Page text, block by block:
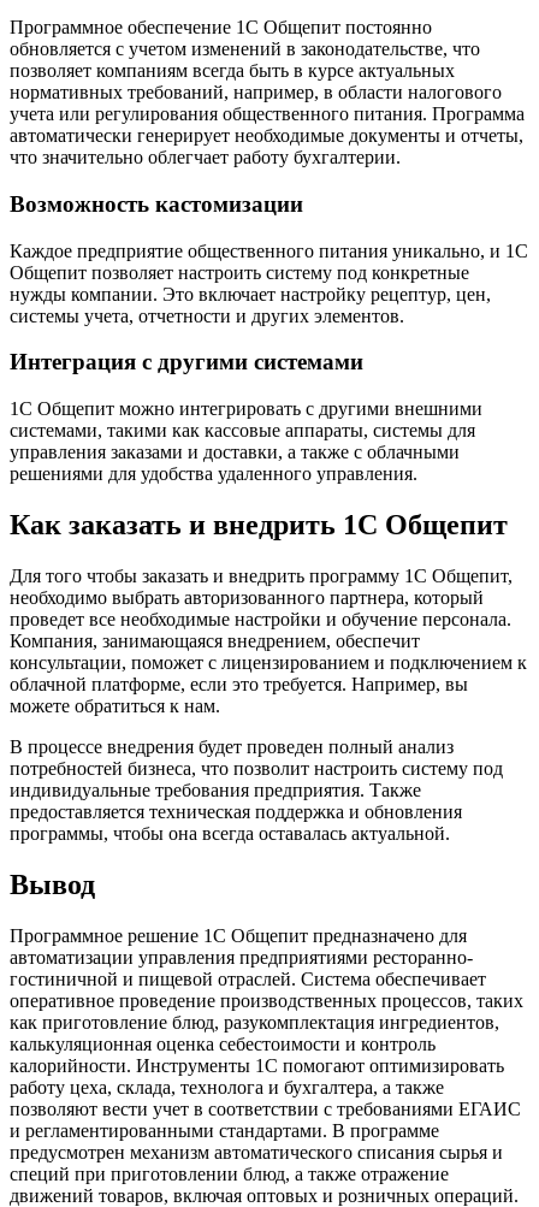
Программное обеспечение 1С Общепит постоянно
обновляется с учетом изменений в законодательстве, что
позволяет компаниям всегда быть в курсе актуальных
нормативных требований, например, в области налогового
учета или регулирования общественного питания. Программа
автоматически генерирует необходимые документы и отчеты,
что значительно облегчает работу бухгалтерии.
Возможность кастомизации
Каждое предприятие общественного питания уникально, и 1С
Общепит позволяет настроить систему под конкретные
нужды компании. Это включает настройку рецептур, цен,
системы учета, отчетности и других элементов.
Интеграция с другими системами
1С Общепит можно интегрировать с другими внешними
системами, такими как кассовые аппараты, системы для
управления заказами и доставки, а также с облачными
решениями для удобства удаленного управления.
Как заказать и внедрить 1С Общепит
Для того чтобы заказать и внедрить программу 1С Общепит,
необходимо выбрать авторизованного партнера, который
проведет все необходимые настройки и обучение персонала.
Компания, занимающаяся внедрением, обеспечит
консультации, поможет с лицензированием и подключением к
облачной платформе, если это требуется. Например, вы
можете обратиться к нам.
В процессе внедрения будет проведен полный анализ
потребностей бизнеса, что позволит настроить систему под
индивидуальные требования предприятия. Также
предоставляется техническая поддержка и обновления
программы, чтобы она всегда оставалась актуальной.
Вывод
Программное решение 1С Общепит предназначено для
автоматизации управления предприятиями ресторанно-
гостиничной и пищевой отраслей. Система обеспечивает
оперативное проведение производственных процессов, таких
как приготовление блюд, разукомплектация ингредиентов,
калькуляционная оценка себестоимости и контроль
калорийности. Инструменты 1С помогают оптимизировать
работу цеха, склада, технолога и бухгалтера, а также
позволяют вести учет в соответствии с требованиями ЕГАИС
и регламентированными стандартами. В программе
предусмотрен механизм автоматического списания сырья и
специй при приготовлении блюд, а также отражение
движений товаров, включая оптовых и розничных операций.